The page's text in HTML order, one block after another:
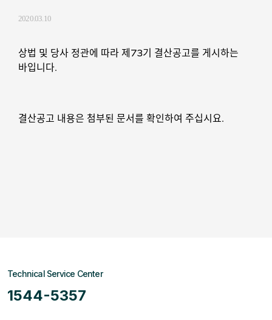
2020.03.10
상법 및 당사 정관에 따라 제73기 결산공고를 게시하는
바입니다.
결산공고 내용은 첨부된 문서를 확인하여 주십시요.
Technical Service Center
1544-5357